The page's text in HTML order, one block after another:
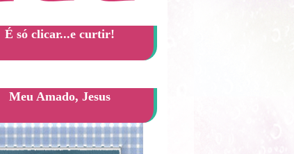
É só clicar...e curtir!
Meu Amado, Jesus